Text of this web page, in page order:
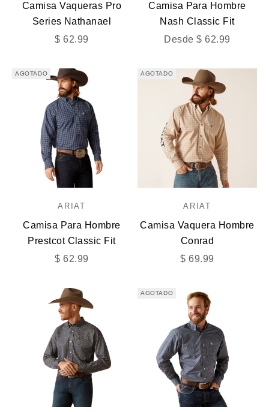
Camisa Vaqueras Pro
Series Nathanael
Precio de oferta
$ 62.99
Camisa Para Hombre
Nash Classic Fit
Precio de oferta
Desde $ 62.99
AGOTADO
ARIAT
Camisa Para Hombre
Prestcot Classic Fit
Precio de oferta
$ 62.99
AGOTADO
ARIAT
Camisa Vaquera Hombre
Conrad
Precio de oferta
$ 69.99
AGOTADO